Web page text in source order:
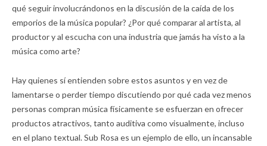
qué seguir involucrándonos en la discusión de la caída de los
emporios de la música popular? ¿Por qué comparar al artista, al
productor y al escucha con una industria que jamás ha visto a la
música como arte?
Hay quienes sí entienden sobre estos asuntos y en vez de
lamentarse o perder tiempo discutiendo por qué cada vez menos
personas compran música físicamente se esfuerzan en ofrecer
productos atractivos, tanto auditiva como visualmente, incluso
en el plano textual. Sub Rosa es un ejemplo de ello, un incansable